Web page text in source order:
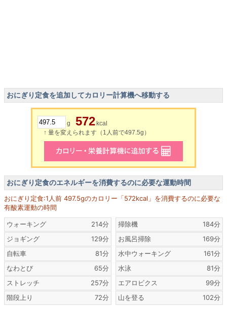
おにぎり定食を追加してカロリー計算機へ移動する
g 572 kcal
↑ 量を変えられます（1人前で497.5g）
おにぎり定食のエネルギーを消費するのに必要な運動時間
おにぎり定食:1人前 497.5gのカロリー「572kcal」を消費するのに必要な
有酸素運動の時間
ウォーキング
214分
ジョギング
129分
自転車
81分
なわとび
65分
ストレッチ
257分
階段上り
72分
掃除機
184分
お風呂掃除
169分
水中ウォーキング
161分
水泳
81分
エアロビクス
99分
山を登る
102分